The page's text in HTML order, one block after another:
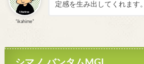
“ikahime”
定感を生み出してくれます。